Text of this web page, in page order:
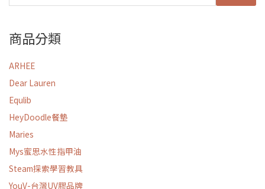
商品分類
ARHEE
Dear Lauren
Equlib
HeyDoodle餐墊
Maries
Mys蜜思水性指甲油
Steam探索學習教具
YouV-台灣UV膠品牌